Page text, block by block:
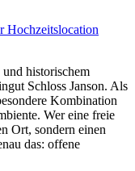
historischem
Schloss Janson. Als
Kombination
Wer eine freie
Ort, sondern einen
das: offene